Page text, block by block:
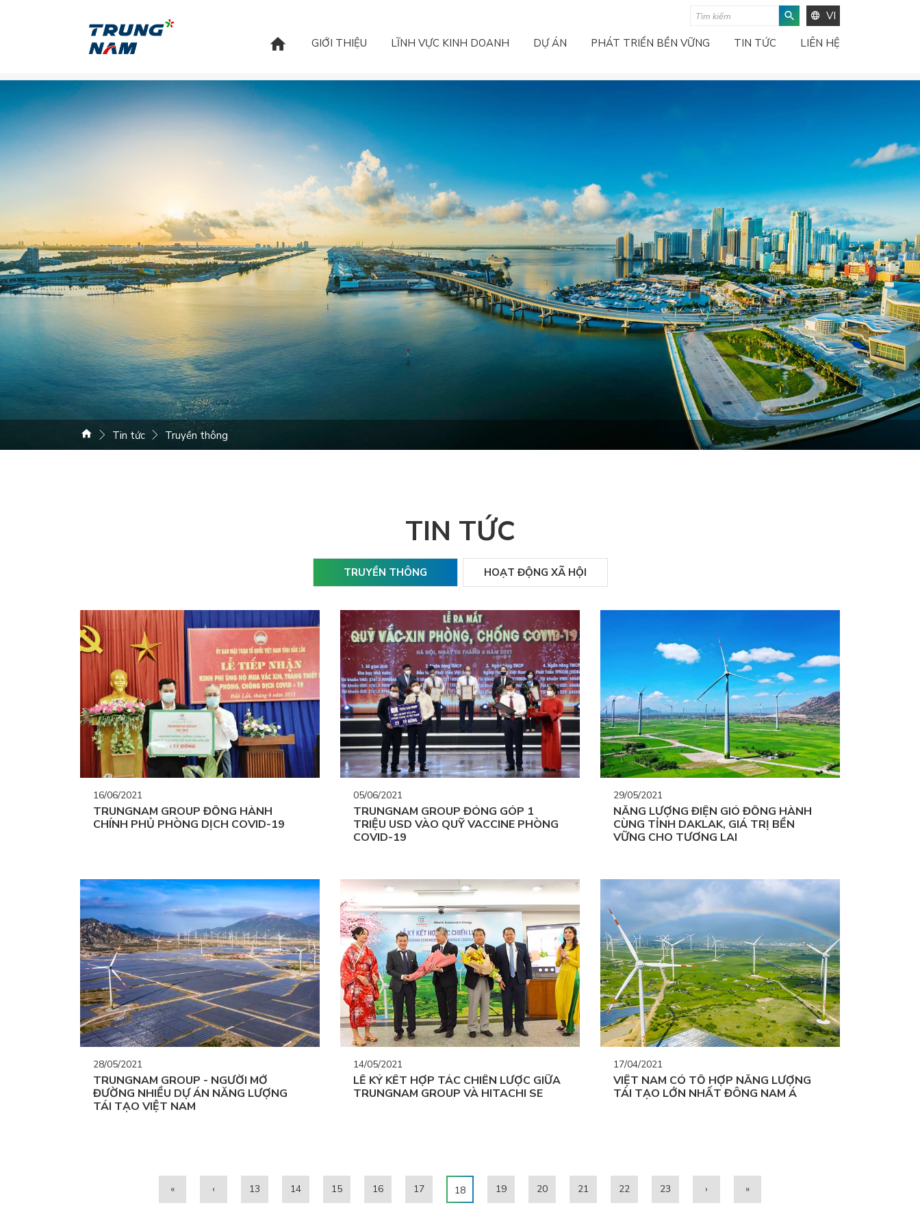
VI
GIỚI THIỆU
LĨNH VỰC KINH DOANH DỰ ÁN PHÁT TRIỂN BỀN VỮNG TIN TỨC LIÊN HỆ
Tin tức Truyền thông
TIN TỨC
TRUYỀN THÔNG HOẠT ĐỘNG XÃ HỘI
16/06/2021
TRUNGNAM GROUP ĐỒNG HÀNH
CHÍNH PHỦ PHÒNG DỊCH COVID-19
05/06/2021
TRUNGNAM GROUP ĐÓNG GÓP 1
TRIỆU USD VÀO QUỸ VACCINE PHÒNG
COVID-19
29/05/2021
NĂNG LƯỢNG ĐIỆN GIÓ ĐỒNG HÀNH
CÙNG TỈNH DAKLAK, GIÁ TRỊ BỀN
VỮNG CHO TƯƠNG LAI
28/05/2021
TRUNGNAM GROUP - NGƯỜI MỞ
ĐƯỜNG NHIỀU DỰ ÁN NĂNG LƯỢNG
TÁI TẠO VIỆT NAM
14/05/2021
LỄ KÝ KẾT HỢP TÁC CHIẾN LƯỢC GIỮA
TRUNGNAM GROUP VÀ HITACHI SE
17/04/2021
VIỆT NAM CÓ TỔ HỢP NĂNG LƯỢNG
TÁI TẠO LỚN NHẤT ĐÔNG NAM Á
« ‹ 13 14 15 16 17 18 19 20 21 22 23 › »